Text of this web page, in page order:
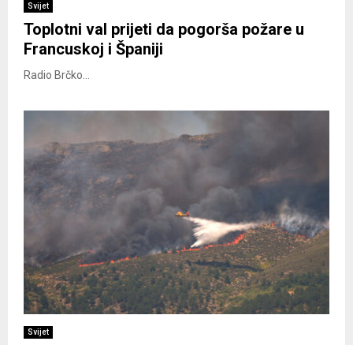
Svijet
Toplotni val prijeti da pogorša požare u
Francuskoj i Španiji
Radio Brčko...
Svijet